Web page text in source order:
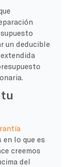
un deducible
en lo que es
creemos
del